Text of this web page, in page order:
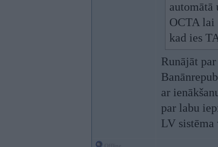
automātā
OCTA lai
kad ies
Runājāt
ar
par labu
LV